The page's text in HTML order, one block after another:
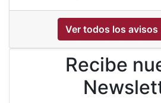
Ver todos los avisos
Recibe